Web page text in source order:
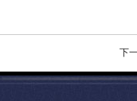
下